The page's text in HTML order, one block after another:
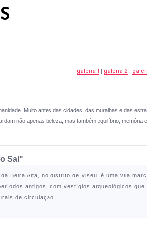
galeria 1 | galeria 2 |
Muito antes das cidades, das muralhas e das
não apenas beleza, mas também equilíbrio, memória
Sal"
da Beira Alta, no distrito de Viseu, é uma vila
antigos, com vestígios arqueológicos
de circulação...